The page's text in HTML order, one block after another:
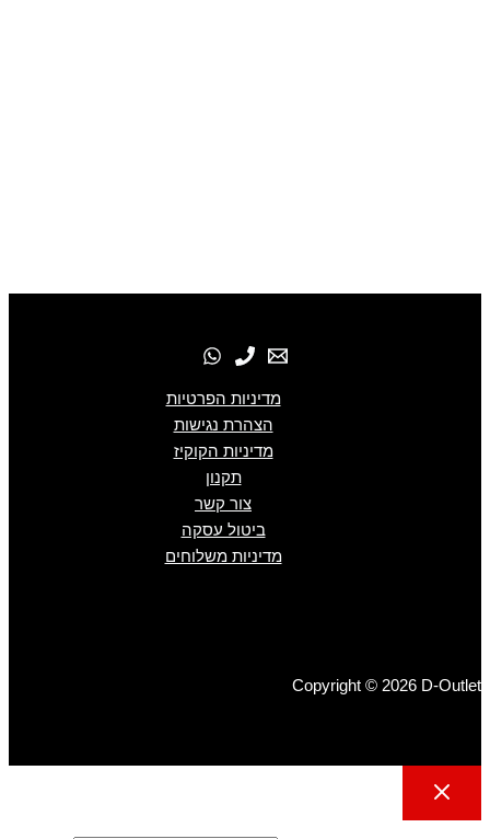
מדיניות הפרטיות
הצהרת נגישות
מדיניות הקוקיז
תקנון
צור קשר
ביטול עסקה
מדיניות משלוחים
Copyright © 2026 D-Outlet